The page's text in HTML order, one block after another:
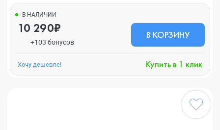
В НАЛИЧИИ
10 290₽
+103 бонусов
В КОРЗИНУ
Хочу дешевле! Купить в 1 клик